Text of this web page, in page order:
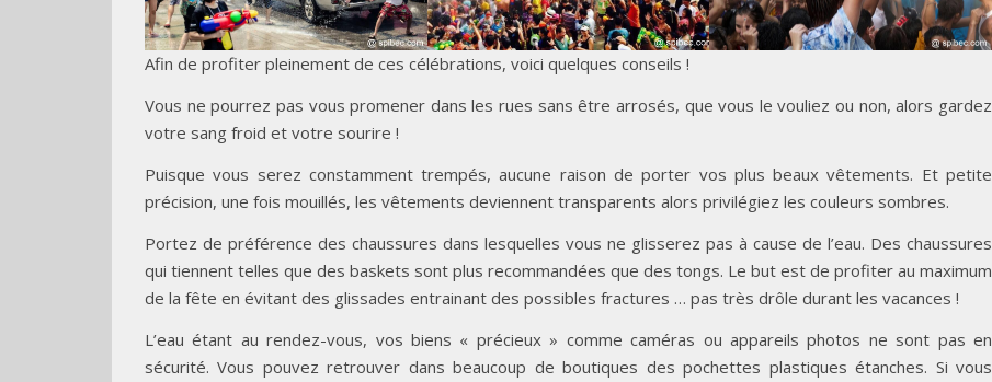
Afin de profiter pleinement de ces célébrations, voici quelques conseils !
Vous ne pourrez pas vous promener dans les rues sans être arrosés, que vous le vouliez ou non, alors gardez
votre sang froid et votre sourire !
Puisque vous serez constamment trempés, aucune raison de porter vos plus beaux vêtements. Et petite
précision, une fois mouillés, les vêtements deviennent transparents alors privilégiez les couleurs sombres.
Portez de préférence des chaussures dans lesquelles vous ne glisserez pas à cause de l’eau. Des chaussures
qui tiennent telles que des baskets sont plus recommandées que des tongs. Le but est de profiter au maximum
de la fête en évitant des glissades entrainant des possibles fractures … pas très drôle durant les vacances !
L’eau étant au rendez-vous, vos biens « précieux » comme caméras ou appareils photos ne sont pas en
sécurité. Vous pouvez retrouver dans beaucoup de boutiques des pochettes plastiques étanches. Si vous